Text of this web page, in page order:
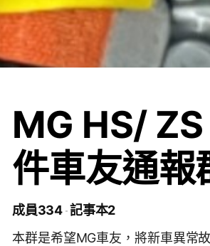
MG HS/
件車友通報
成員334 記事本2
本群是希望MG車友，將新車異常